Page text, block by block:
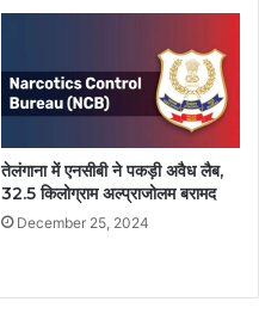
तेलंगाना में एनसीबी ने पकड़ी अवैध लैब,
32.5 किलोग्राम अल्प्राजोलम बरामद
December 25, 2024